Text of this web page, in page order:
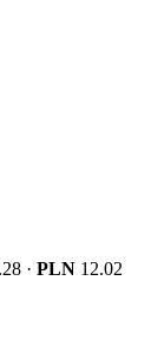
· PLN 12.02